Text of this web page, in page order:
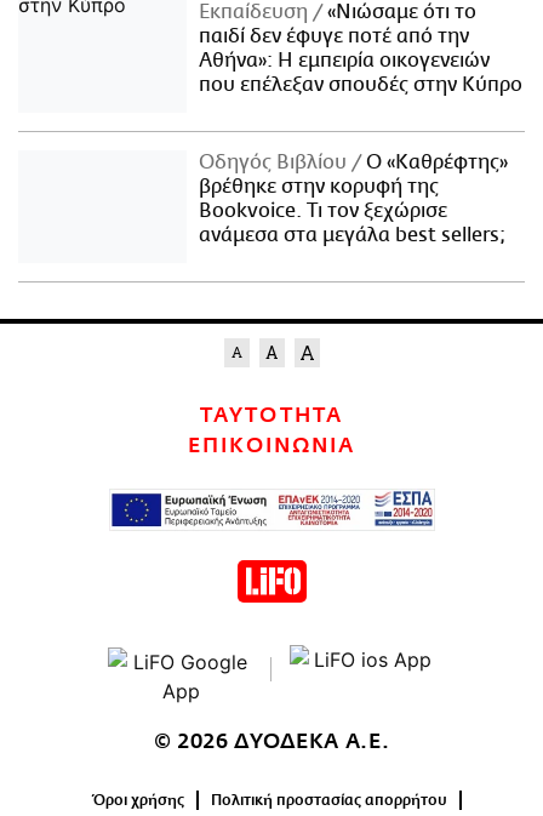
Εκπαίδευση
«Νιώσαμε ότι το
παιδί δεν έφυγε ποτέ από την
Αθήνα»: Η εμπειρία οικογενειών
που επέλεξαν σπουδές στην Κύπρο
Οδηγός Βιβλίου
Ο «Καθρέφτης»
βρέθηκε στην κορυφή της
Bookvoice. Τι τον ξεχώρισε
ανάμεσα στα μεγάλα best sellers;
ΤΑΥΤΟΤΗΤΑ
ΕΠΙΚΟΙΝΩΝΙΑ
© 2026 ΔΥΟΔΕΚΑ Α.Ε.
Όροι χρήσης Πολιτική προστασίας απορρήτου